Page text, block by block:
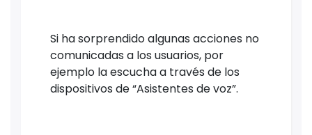
Si ha sorprendido algunas acciones no
comunicadas a los usuarios, por
ejemplo la escucha a través de los
dispositivos de “Asistentes de voz”.